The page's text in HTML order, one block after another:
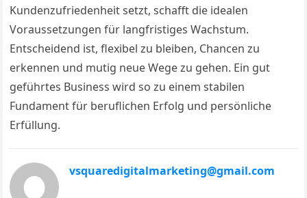
Kundenzufriedenheit setzt, schafft die idealen
Voraussetzungen für langfristiges Wachstum.
Entscheidend ist, flexibel zu bleiben, Chancen zu
erkennen und mutig neue Wege zu gehen. Ein gut
geführtes Business wird so zu einem stabilen
Fundament für beruflichen Erfolg und persönliche
Erfüllung.
vsquaredigitalmarketing@gmail.com